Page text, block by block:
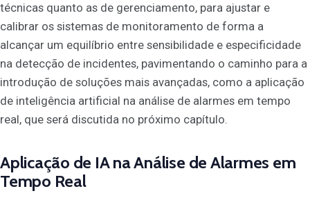
técnicas quanto as de gerenciamento, para ajustar e
calibrar os sistemas de monitoramento de forma a
alcançar um equilíbrio entre sensibilidade e especificidade
na detecção de incidentes, pavimentando o caminho para a
introdução de soluções mais avançadas, como a aplicação
de inteligência artificial na análise de alarmes em tempo
real, que será discutida no próximo capítulo.
Aplicação de IA na Análise de Alarmes em
Tempo Real